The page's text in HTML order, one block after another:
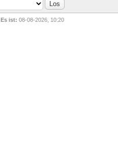
Es ist: 08-08-2026, 10:20